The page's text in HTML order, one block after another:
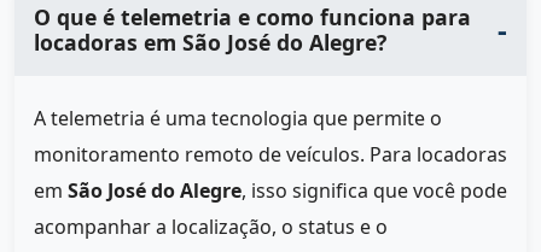
O que é telemetria e como funciona para
locadoras em São José do Alegre?
A telemetria é uma tecnologia que permite o
monitoramento remoto de veículos. Para locadoras
em São José do Alegre, isso significa que você pode
acompanhar a localização, o status e o